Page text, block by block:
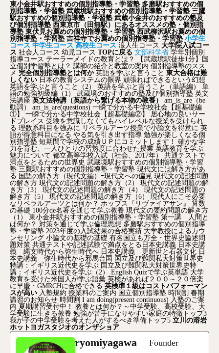
東小金井駅おすすめの個別指導塾・学習塾 多磨駅おすすめの個
別指導塾・学習塾 武蔵境駅おすすめの個別指導塾・学習塾 三鷹
駅おすすめの個別指導塾・学習塾 武蔵小金井のおすすめの塾及
び個別指導塾 西東京市（田無駅）にあるオススメの塾・個別指
導塾 東伏見お薦めの個別指導塾・学習塾 西武柳沢駅お薦めの個
別指導塾・学習塾 吉祥寺でお薦めの個別指導塾・学習塾 小学生
コース 中学生コース 高校生コース 浪人生コース 大学院入試コー
ス 社会人コース 幼児コース TOPに戻る 文部科学省 学年別個別
指導コース テーラーメイドの教育とは？
【武蔵境駅徒歩1分】国
立個別学習塾とは？ 講師の紹介と教室の案内 個別指導塾のスス
メ 完全個別指導塾とは何か 英語を学ぶと言うこと 東大合格は難
しくない 日本の教育システムの限界 頑張ればできるという幻想
英語を学ぶと言うこと（2）
英語を学ぶと言うこと（単語編）
単
語の勉強初級編（1）
武蔵境のおすすめの塾及び個別指導塾 英文
法講座 英文法特講（英語から繋げる本物の教養）
am_is_are（be
動詞）
am_is_are(questions) 一瞬で分かる中学校社会【超基礎編
①】
一瞬で分かる中学校社会【超基礎編②】
居心地の良いサー
ドプレイス 受験を意識しなくてもハイレベルな授業を受けられ
る 理数系科目を強みに リベラルアーツ授業で小論文を得意に 英
語が得意科目になる やる気を引き出す指導 勉強が楽しくなる個
別指導塾 短期間で学校の成績ＵＰにコミットします！
確かな学
力を育む、一人ひとりの習熟度に合わせた授業 英語教育を学ぶ
魅力について 都立高等学校入試（社会、2017年）
共通テストで
満点をとるための世界史 武蔵境駅おすすめの個別指導塾・学習
塾 三鷹駅おすすめの個別指導塾・学習塾 現代文には解き方があ
る 国語の解き方（現代文編）ｰ現代文への偏見 現代文の記述問題
の解き方 現代文の記述問題の解き方（2）
現代文の記述問題の解
き方（3）
現代文の記述問題の解き方（4）
現代文の記述問題の
解き方（5）
現代文の記述問題の解き方（6）
現代人にこそ必要
なリベラルアーツとは何か？ ホッブス『リヴァイアサン』
算数
の基礎 100分de名著を通じて学ぶ教養 現代文の要約問題の解き方
（1）
東小金井駅おすすめの個別指導塾・学習塾 第一講 人間と
は何か？ 対策を通じて学ぶ倫理思想 多磨駅おすすめの個別指導
塾・学習塾 2023年度の入試結果の合格実績 大学教授によるカウ
ンセリング 小論文の基礎の基礎 有名国立も万全・世界史論述問
題対策 共通テストや記述試験で満点をとる日本史講義 日本史講
義 縄文時代から弥生時代へ 日本史講義 更新世と石器文化 日
本史講義 弥生時代から邪馬台国 国立及び難関私大対策世界史
特講：イギリス近代史を学ぶ 国立及び難関私大対策世界史特
講：イギリス近代史を学ぶ（2）
English Quizで学ぶ英単語 大学
教育を受けた米国人が学ぶ語彙 英検があれば２００～２０倍楽
に早慶・GMRCHに合格できる 英検準１級はコストパフォーマン
スが高い 入塾規約 授業料のご案内 国立個別指導塾 時間割 春期
講習のお知らせ 時間割 I am doing(present continuous) 入塾のご案
内 夏期講習受付中！
教養とは何か？～中学受験、高校受験、大
学受験に生きる教養 勉強が苦手になりやすい家庭の特徴トップ3
我が子の中学受験を考えた人がするべき準備トップ5 立川の溶岩
ホットヨガスタジオのオンザショア
ryomiyagawa
Founder